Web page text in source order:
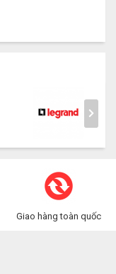
Giao hàng toàn quốc